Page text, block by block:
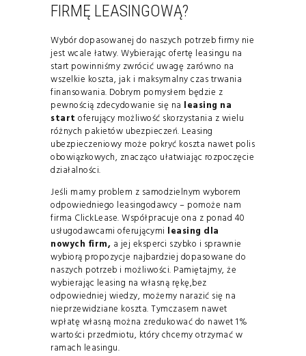
FIRMĘ LEASINGOWĄ?
Wybór dopasowanej do naszych potrzeb firmy nie
jest wcale łatwy. Wybierając ofertę leasingu na
start powinniśmy zwrócić uwagę zarówno na
wszelkie koszta, jak i maksymalny czas trwania
finansowania. Dobrym pomysłem będzie z
pewnością zdecydowanie się na leasing na
start oferujący możliwość skorzystania z wielu
różnych pakietów ubezpieczeń. Leasing
ubezpieczeniowy może pokryć koszta nawet polis
obowiązkowych, znacząco ułatwiając rozpoczęcie
działalności.
Jeśli mamy problem z samodzielnym wyborem
odpowiedniego leasingodawcy – pomoże nam
firma ClickLease. Współpracuje ona z ponad 40
usługodawcami oferującymi leasing dla
nowych firm, a jej eksperci szybko i sprawnie
wybiorą propozycje najbardziej dopasowane do
naszych potrzeb i możliwości. Pamiętajmy, że
wybierając leasing na własną rękę,bez
odpowiedniej wiedzy, możemy narazić się na
nieprzewidziane koszta. Tymczasem nawet
wpłatę własną można zredukować do nawet 1%
wartości przedmiotu, który chcemy otrzymać w
ramach leasingu.